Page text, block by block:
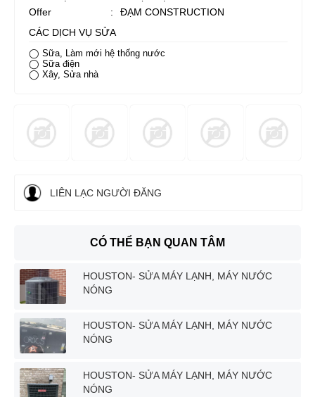
Offer
:
ĐẠM CONSTRUCTION
CÁC DỊCH VỤ SỬA
◯ Sữa, Làm mới hệ thống nước
◯ Sữa điện
◯ Xây, Sửa nhà
LIÊN LẠC NGƯỜI ĐĂNG
CÓ THỂ BẠN QUAN TÂM
HOUSTON- SỬA MÁY LẠNH, MÁY NƯỚC
NÓNG
HOUSTON- SỬA MÁY LẠNH, MÁY NƯỚC
NÓNG
HOUSTON- SỬA MÁY LẠNH, MÁY NƯỚC
NÓNG